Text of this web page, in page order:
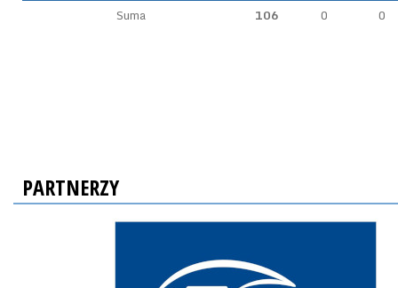
Suma
106 0 0
PARTNERZY